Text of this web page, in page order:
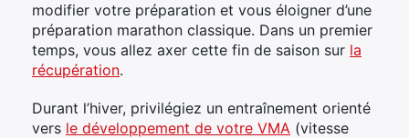
modifier votre préparation et vous éloigner d’une
préparation marathon classique. Dans un premier
temps, vous allez axer cette fin de saison sur la
récupération.
Durant l’hiver, privilégiez un entraînement orienté
vers le développement de votre VMA (vitesse